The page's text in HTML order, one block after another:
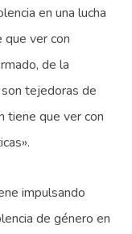
en una lucha
que ver con
de la
tejedoras de
tiene que ver con
impulsando
de género en